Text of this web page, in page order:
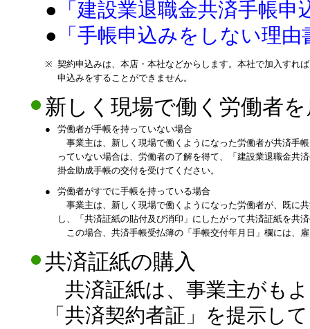
● 「建設業退職金共済手帳
● 「手帳申込みをしない理
※ 契約申込みは、本店・本社などからします。本社で加入すれ
申込みをすることができません。
新しく現場で働く労働者
●
労働者が手帳を持っていない場合
事業主は、新しく現場で働くようになった労働者が共済手
っていない場合は、労働者の了解を得て、「建設業退職金共
掛金助成手帳の交付を受けてください。
●
労働者がすでに手帳を持っている場合
事業主は、新しく現場で働くようになった労働者が、既に
し、「共済証紙の貼付及び消印」にしたがって共済証紙を共
この場合、共済手帳受払簿の「手帳交付年月日」欄には、
共済証紙の購入
共済証紙は、事業主がも
「共済契約者証」を提示し